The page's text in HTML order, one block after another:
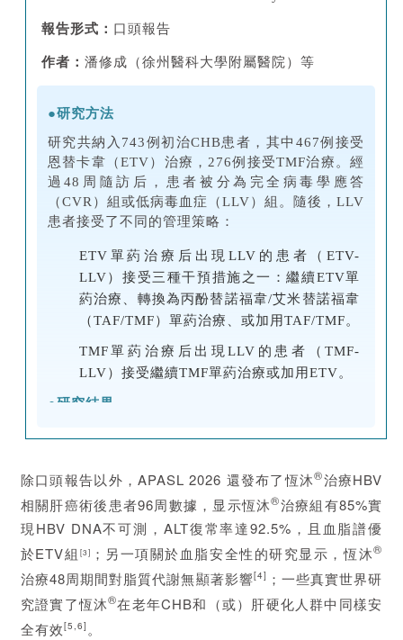
二醇干擾素α-2b，相較於直接聯合治療，能顯著
肝(CHB)患者提供了一條更優路徑，具有重要的臨
報告形式： 口頭報告
作者： 潘修成（徐州醫科大學附屬醫院）等
●研究方法
研究共納入743例初治CHB患者，其中 467例接受
恩替卡韋（ETV）治療，276例接受TMF治療。經
過48周隨訪后，患者被分為完全病毒學應答
（CVR）組或低病毒血症（LLV）組。隨後，LLV
患者接受了不同的管理策略：
ETV單葯治療后出現LLV的患者（ETV-
LLV）接受三種干預措施之一：繼續ETV單
葯治療、轉換為丙酚替諾福韋/艾米替諾福韋
（TAF/TMF）單葯治療、或加用TAF/TMF。
TMF單葯治療后出現LLV的患者（TMF-
LLV）接受繼續TMF單葯治療或加用ETV。
●研究結果
62.50%，P
<0.001）。多因素分析显示：高基線
HBV DNA、HBsAg、HBeAg（高COI）、肝硬
化、脂肪肝是LLV的獨立危險因素；初始使用TMF
是LLV的顯著保護因素（aOR=0.236，
P<0.001）。對於ETV經治后出現LLV的患者，加
用TAF/TMF組的完全病毒學應答率（72.3%）顯
著高於繼續ETV單葯組（40.4%，
P =0.003），且
HBV DNA和HBsAg降幅更大。而對於TMF經治后
出現LLV的患者，加用ETV未帶來顯著額外獲益。
除口頭報告以外，APASL 2026 還發布了恆沐®治療HBV
相關肝癌術後患者96周數據，显示恆沐®治療組有85%實
現HBV DNA不可測，ALT復常率達92.5%，且血脂譜優
於ETV組 [3] ；另一項關於血脂安全性的研究显示，恆沐®
治療48周期間對脂質代謝無顯著影響[4] ；一些真實世界研
究證實了恆沐®在老年CHB和（或）肝硬化人群中同樣安
全有效[5,6] 。